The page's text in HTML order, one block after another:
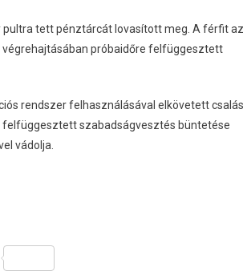
pultra tett pénztárcát lovasított meg. A férfit az
próbaidőre felfüggesztett
rendszer felhasználásával elkövetett csalás
felfüggesztett szabadságvesztés büntetése
vádolja.